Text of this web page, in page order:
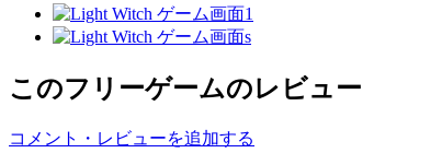
このフリーゲームのレビュー
コメント・レビューを追加する